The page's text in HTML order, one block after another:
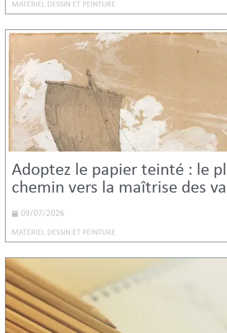
MATÉRIEL DESSIN ET PEINTURE
Adoptez le papier teinté : le
chemin vers la maîtrise des
09/07/2026
MATÉRIEL DESSIN ET PEINTURE